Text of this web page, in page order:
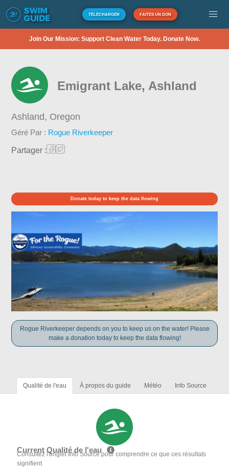
TÉLÉCHARGER FAITES UN DON
Join Our Mission: Support Clean Water Today. Donate Now.
Emigrant Lake, Ashland
Ashland, Oregon
Géré Par : Rogue Riverkeeper
Partager :
Donate today to keep the data flowing
Rogue Riverkeeper depends on you to keep us on the water! Please
make a donation today to keep the data flowing!
Qualité de l'eau À propos du guide Météo Info Source
Current Qualité de l'eau
Consultez l'onglet Info Source pour comprendre ce que ces résultats
signifient